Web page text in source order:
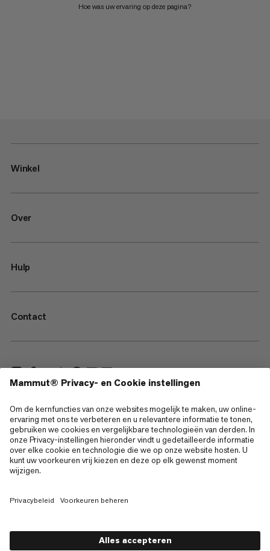
Hoe was uw ervaring op deze pagina?
Winkel
Over
Hulp
Contact
—
Sitemap
Cookies
Juridische kennisgeving